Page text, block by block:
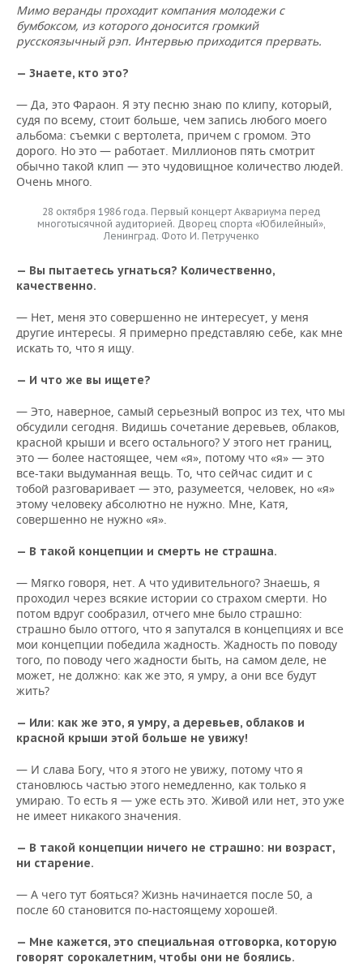
Мимо веранды проходит компания молодежи с
бумбоксом, из которого доносится громкий
русскоязычный рэп. Интервью приходится прервать.
— Знаете, кто это?
— Да, это Фараон. Я эту песню знаю по клипу, который,
судя по всему, стоит больше, чем запись любого моего
альбома: съемки с вертолета, причем с громом. Это
дорого. Но это — работает. Миллионов пять смотрит
обычно такой клип — это чудовищное количество людей.
Очень много.
28 октября 1986 года. Первый концерт Аквариума перед
многотысячной аудиторией. Дворец спорта «Юбилейный»,
Ленинград. Фото И. Петрученко
— Вы пытаетесь угнаться? Количественно,
качественно.
— Нет, меня это совершенно не интересует, у меня
другие интересы. Я примерно представляю себе, как мне
искать то, что я ищу.
— И что же вы ищете?
— Это, наверное, самый серьезный вопрос из тех, что мы
обсудили сегодня. Видишь сочетание деревьев, облаков,
красной крыши и всего остального? У этого нет границ,
это — более настоящее, чем «я», потому что «я» — это
все-таки выдуманная вещь. То, что сейчас сидит и с
тобой разговаривает — это, разумеется, человек, но «я»
этому человеку абсолютно не нужно. Мне, Катя,
совершенно не нужно «я».
— В такой концепции и смерть не страшна.
— Мягко говоря, нет. А что удивительного? Знаешь, я
проходил через всякие истории со страхом смерти. Но
потом вдруг сообразил, отчего мне было страшно:
страшно было оттого, что я запутался в концепциях и все
мои концепции победила жадность. Жадность по поводу
того, по поводу чего жадности быть, на самом деле, не
может, не должно: как же это, я умру, а они все будут
жить?
— Или: как же это, я умру, а деревьев, облаков и
красной крыши этой больше не увижу!
— И слава Богу, что я этого не увижу, потому что я
становлюсь частью этого немедленно, как только я
умираю. То есть я — уже есть это. Живой или нет, это уже
не имеет никакого значения.
— В такой концепции ничего не страшно: ни возраст,
ни старение.
— А чего тут бояться? Жизнь начинается после 50, а
после 60 становится по-настоящему хорошей.
— Мне кажется, это специальная отговорка, которую
говорят сорокалетним, чтобы они не боялись.